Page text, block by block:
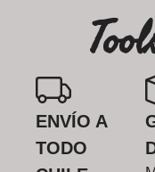
ENVÍO A
TODO